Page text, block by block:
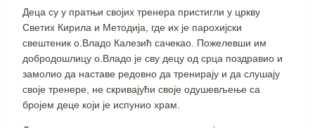
Деца су у пратњи својих тренера пристигли у цркву
Светих Кирила и Методија, где их је парохијски
свештеник о.Владо Калезић сачекао. Пожелевши им
добродошлицу о.Владо је сву децу од срца поздравио и
замолио да наставе редовно да тренирају и да слушају
своје тренере, не скривајући своје одушевљење са
бројем деце који је испунио храм.